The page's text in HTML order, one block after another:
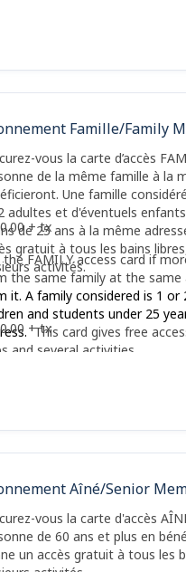
Famille/Family
vous la carte d’accès
de la même famille à la
Une famille
adultes et d'éventuels
de 25 ans à la même
gratuit à tous les bains
activités.
+ tx
the FAMILY access card if
the same family at the same
it. A family considered is 1 or
and students under 25
This card gives free
and several activities.
+ tx
Aîné/Senior
vous la carte d'accès
de 60 ans et plus en
un accès gratuit à tous les